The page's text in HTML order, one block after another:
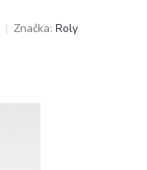
Značka: Roly